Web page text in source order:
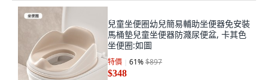
兒童坐便圈幼兒簡易輔助坐便器免安裝
馬桶墊兒童坐便器防濺尿便盆, 卡其色
坐便圈:如圖
特價 61%$897
$348